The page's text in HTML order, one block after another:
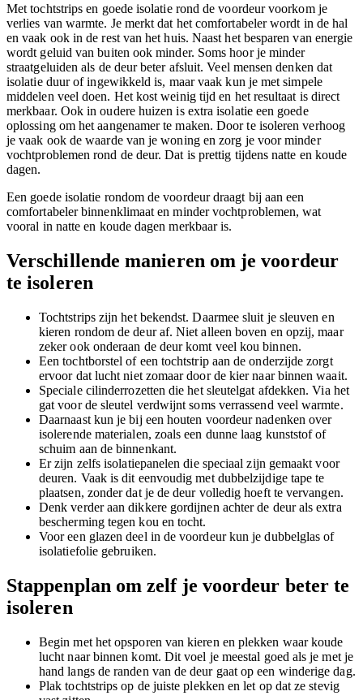
Met tochtstrips en goede isolatie rond de voordeur voorkom je
verlies van warmte. Je merkt dat het comfortabeler wordt in de hal
en vaak ook in de rest van het huis. Naast het besparen van energie
wordt geluid van buiten ook minder. Soms hoor je minder
straatgeluiden als de deur beter afsluit. Veel mensen denken dat
isolatie duur of ingewikkeld is, maar vaak kun je met simpele
middelen veel doen. Het kost weinig tijd en het resultaat is direct
merkbaar. Ook in oudere huizen is extra isolatie een goede
oplossing om het aangenamer te maken. Door te isoleren verhoog
je vaak ook de waarde van je woning en zorg je voor minder
vochtproblemen rond de deur. Dat is prettig tijdens natte en koude
dagen.
Een goede isolatie rondom de voordeur draagt bij aan een
comfortabeler binnenklimaat en minder vochtproblemen, wat
vooral in natte en koude dagen merkbaar is.
Verschillende manieren om je voordeur
te isoleren
Tochtstrips zijn het bekendst. Daarmee sluit je sleuven en
kieren rondom de deur af. Niet alleen boven en opzij, maar
zeker ook onderaan de deur komt veel kou binnen.
Een tochtborstel of een tochtstrip aan de onderzijde zorgt
ervoor dat lucht niet zomaar door de kier naar binnen waait.
Speciale cilinderrozetten die het sleutelgat afdekken. Via het
gat voor de sleutel verdwijnt soms verrassend veel warmte.
Daarnaast kun je bij een houten voordeur nadenken over
isolerende materialen, zoals een dunne laag kunststof of
schuim aan de binnenkant.
Er zijn zelfs isolatiepanelen die speciaal zijn gemaakt voor
deuren. Vaak is dit eenvoudig met dubbelzijdige tape te
plaatsen, zonder dat je de deur volledig hoeft te vervangen.
Denk verder aan dikkere gordijnen achter de deur als extra
bescherming tegen kou en tocht.
Voor een glazen deel in de voordeur kun je dubbelglas of
isolatiefolie gebruiken.
Stappenplan om zelf je voordeur beter te
isoleren
Begin met het opsporen van kieren en plekken waar koude
lucht naar binnen komt. Dit voel je meestal goed als je met je
hand langs de randen van de deur gaat op een winderige dag.
Plak tochtstrips op de juiste plekken en let op dat ze stevig